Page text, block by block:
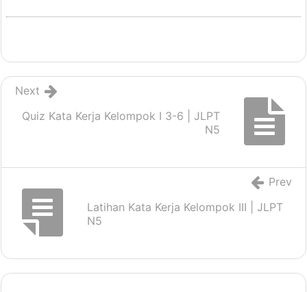
Quiz Kata Kerja Kelompok I 3-6 | JLPT
N5
Next
Latihan Kata Kerja Kelompok III | JLPT
N5
Prev